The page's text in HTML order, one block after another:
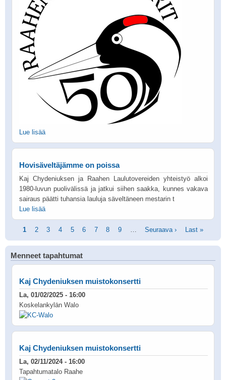
Lue lisää
Hovisäveltäjämme on poissa
Kaj Chydeniuksen ja Raahen Laulutovereiden yhteistyö alkoi
1980-luvun puolivälissä ja jatkui siihen saakka, kunnes vakava
sairaus päätti tuhansia lauluja säveltäneen mestarin t
Lue lisää
Sivutus
Tämänhetkinen
sivu
1 Sivu
2 Sivu
3 Sivu
4 Sivu
5 Sivu
6 Sivu
7 Sivu
8 Sivu
9 …
Seuraava
sivu
Seuraava ›
Viimeinen
sivu
Last »
Menneet tapahtumat
Kaj Chydeniuksen muistokonsertti
La, 01/02/2025 - 16:00
Koskelankylän Walo
Kaj Chydeniuksen muistokonsertti
La, 02/11/2024 - 16:00
Tapahtumatalo Raahe